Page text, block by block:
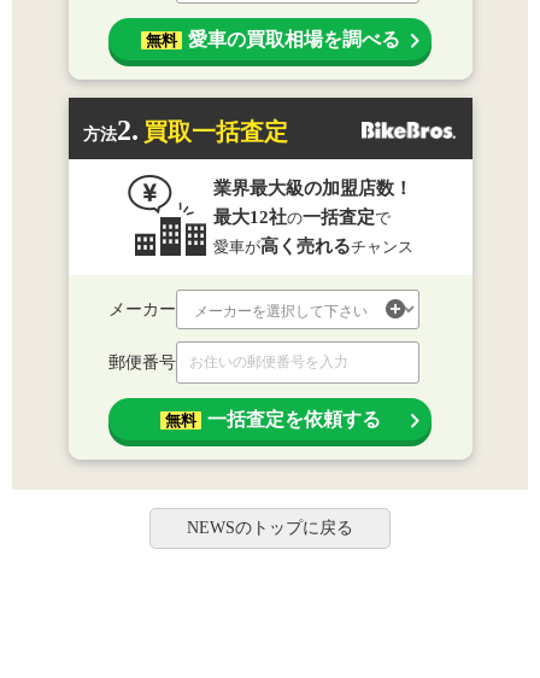
無料 愛車の買取相場を調べる
方法2. 買取一括査定
業界最大級の加盟店数！
最大12社の一括査定で
愛車が高く売れるチャンス
メーカー
郵便番号
無料 一括査定を依頼する
NEWSのトップに戻る